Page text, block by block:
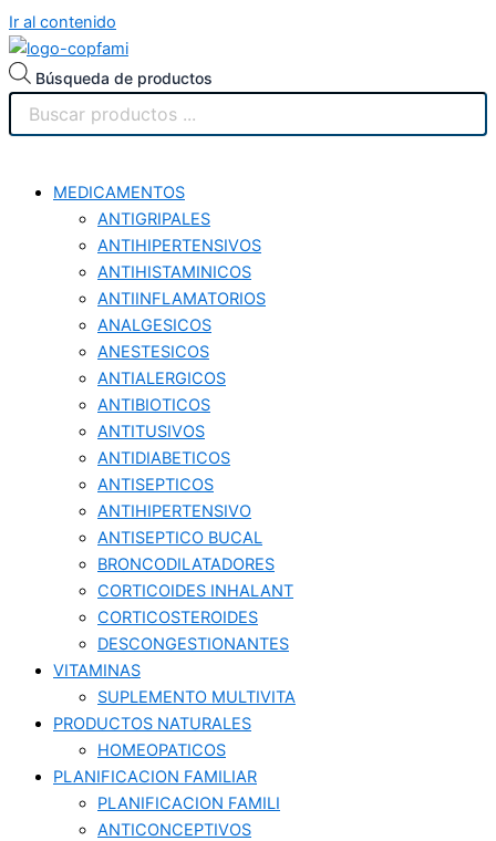
Ir al contenido
Búsqueda de productos
MEDICAMENTOS
ANTIGRIPALES
ANTIHIPERTENSIVOS
ANTIHISTAMINICOS
ANTIINFLAMATORIOS
ANALGESICOS
ANESTESICOS
ANTIALERGICOS
ANTIBIOTICOS
ANTITUSIVOS
ANTIDIABETICOS
ANTISEPTICOS
ANTIHIPERTENSIVO
ANTISEPTICO BUCAL
BRONCODILATADORES
CORTICOIDES INHALANT
CORTICOSTEROIDES
DESCONGESTIONANTES
VITAMINAS
SUPLEMENTO MULTIVITA
PRODUCTOS NATURALES
HOMEOPATICOS
PLANIFICACION FAMILIAR
PLANIFICACION FAMILI
ANTICONCEPTIVOS